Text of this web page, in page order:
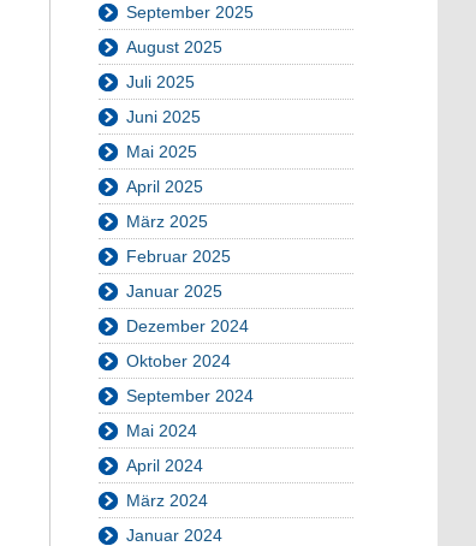
September 2025
August 2025
Juli 2025
Juni 2025
Mai 2025
April 2025
März 2025
Februar 2025
Januar 2025
Dezember 2024
Oktober 2024
September 2024
Mai 2024
April 2024
März 2024
Januar 2024